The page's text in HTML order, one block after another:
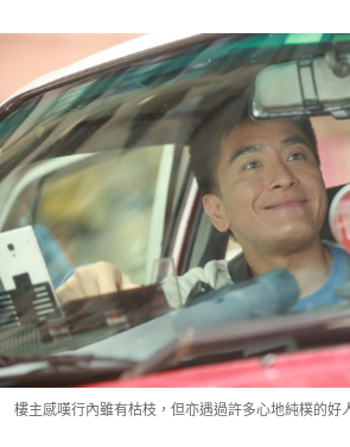
樓主感嘆行內雖有枯枝，但亦遇過許多心地純樸的好